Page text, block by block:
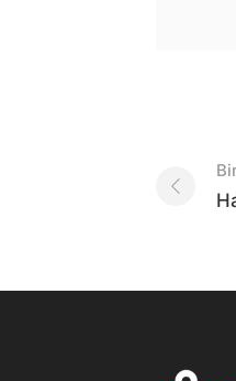
Post